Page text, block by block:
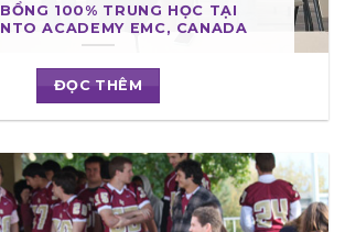
100% TRUNG HỌC TẠI
ACADEMY EMC, CANADA
ĐỌC THÊM